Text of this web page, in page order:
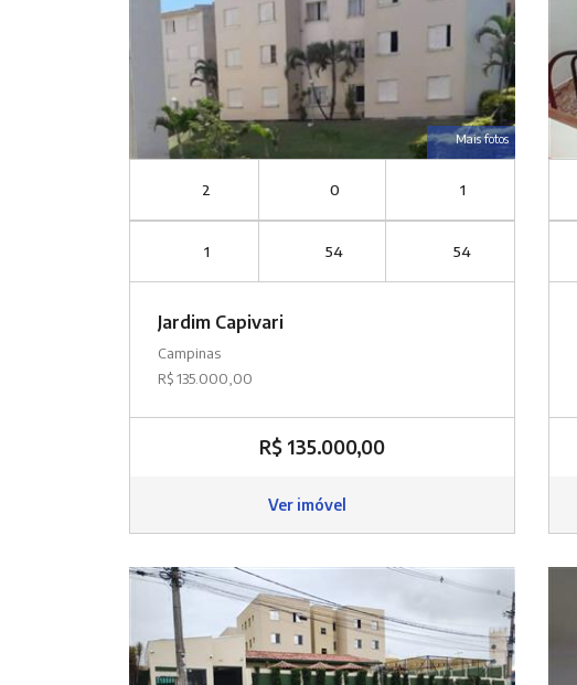
Mais fotos
2 0 1
1 54 54
Jardim Capivari
Campinas
R$ 135.000,00
R$ 135.000,00
Ver imóvel